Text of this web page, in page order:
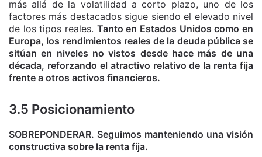
más allá de la volatilidad a corto plazo, uno de los
factores más destacados sigue siendo el elevado nivel
de los tipos reales. Tanto en Estados Unidos como en
Europa, los rendimientos reales de la deuda pública se
sitúan en niveles no vistos desde hace más de una
década, reforzando el atractivo relativo de la renta fija
frente a otros activos financieros.
3.5 Posicionamiento
SOBREPONDERAR. Seguimos manteniendo una visión
constructiva sobre la renta fija.